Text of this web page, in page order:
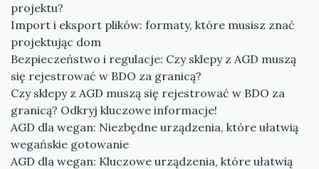
projektu?
Import i eksport plików: formaty, które musisz znać
projektując dom
Bezpieczeństwo i regulacje: Czy sklepy z AGD muszą
się rejestrować w BDO za granicą?
Czy sklepy z AGD muszą się rejestrować w BDO za
granicą? Odkryj kluczowe informacje!
AGD dla wegan: Niezbędne urządzenia, które ułatwią
wegańskie gotowanie
AGD dla wegan: Kluczowe urządzenia, które ułatwią